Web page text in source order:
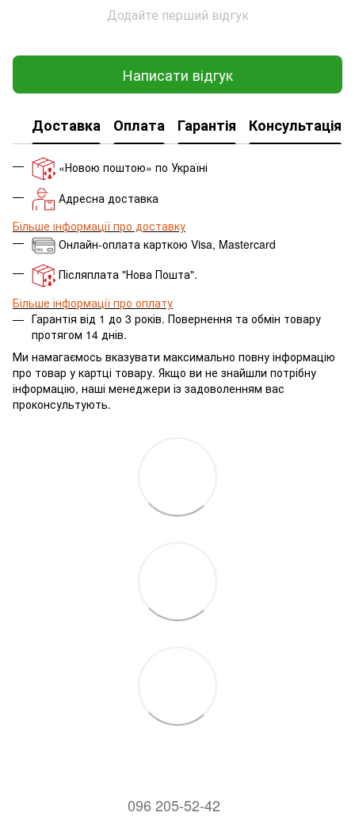
Додайте перший відгук
Написати відгук
Доставка Оплата Гарантія Консультація
«Новою поштою» по Україні
Адресна доставка
Більше інформації про доставку
Онлайн-оплата карткою Visa, Mastercard
Післяплата "Нова Пошта".
Більше інформації про оплату
Гарантія від 1 до 3 років. Повернення та обмін товару
протягом 14 днів.
Ми намагаємось вказувати максимально повну інформацію
про товар у картці товару. Якщо ви не знайшли потрібну
інформацію, наші менеджери із задоволенням вас
проконсультують.
096 205-52-42